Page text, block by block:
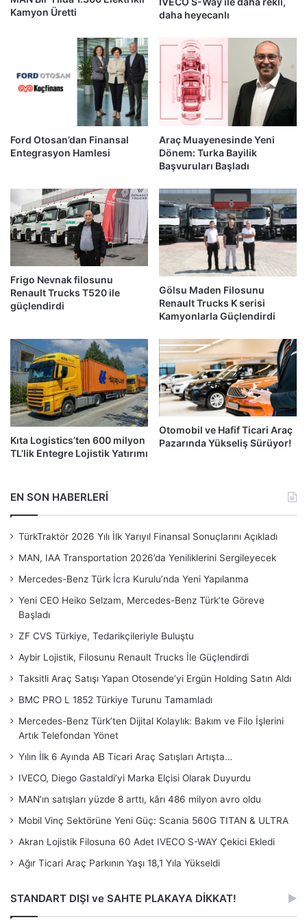
Kamyon Üretti
daha heyecanlı
Ford Otosan’dan Finansal
Entegrasyon Hamlesi
Araç Muayenesinde Yeni
Dönem: Turka Bayilik
Başvuruları Başladı
Frigo Nevnak filosunu
Renault Trucks T520 ile
güçlendirdi
Gölsu Maden Filosunu
Renault Trucks K serisi
Kamyonlarla Güçlendirdi
Kıta Logistics’ten 600 milyon
TL’lik Entegre Lojistik Yatırımı
Otomobil ve Hafif Ticari Araç
Pazarında Yükseliş Sürüyor!
EN SON HABERLERİ
TürkTraktör 2026 Yılı İlk Yarıyıl Finansal Sonuçlarını Açıkladı
MAN, IAA Transportation 2026’da Yeniliklerini Sergileyecek
Mercedes-Benz Türk İcra Kurulu’nda Yeni Yapılanma
Yeni CEO Heiko Selzam, Mercedes-Benz Türk’te Göreve
Başladı
ZF CVS Türkiye, Tedarikçileriyle Buluştu
Aybir Lojistik, Filosunu Renault Trucks İle Güçlendirdi
Taksitli Araç Satışı Yapan Otosende’yi Ergün Holding Satın Aldı
BMC PRO L 1852 Türkiye Turunu Tamamladı
Mercedes-Benz Türk’ten Dijital Kolaylık: Bakım ve Filo İşlerini
Artık Telefondan Yönet
Yılın İlk 6 Ayında AB Ticari Araç Satışları Artışta…
IVECO, Diego Gastaldi’yi Marka Elçisi Olarak Duyurdu
MAN’ın satışları yüzde 8 arttı, kârı 486 milyon avro oldu
Mobil Vinç Sektörüne Yeni Güç: Scania 560G TITAN & ULTRA
Akran Lojistik Filosuna 60 Adet IVECO S-WAY Çekici Ekledi
Ağır Ticari Araç Parkının Yaşı 18,1 Yıla Yükseldi
STANDART DIŞI ve SAHTE PLAKAYA DİKKAT!